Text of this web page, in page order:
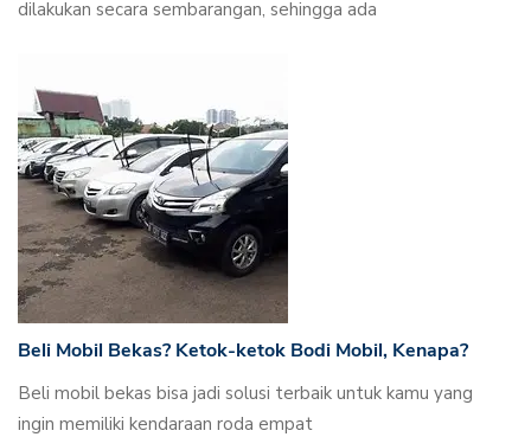
dilakukan secara sembarangan, sehingga ada
Beli Mobil Bekas? Ketok-ketok Bodi Mobil, Kenapa?
Beli mobil bekas bisa jadi solusi terbaik untuk kamu yang
ingin memiliki kendaraan roda empat